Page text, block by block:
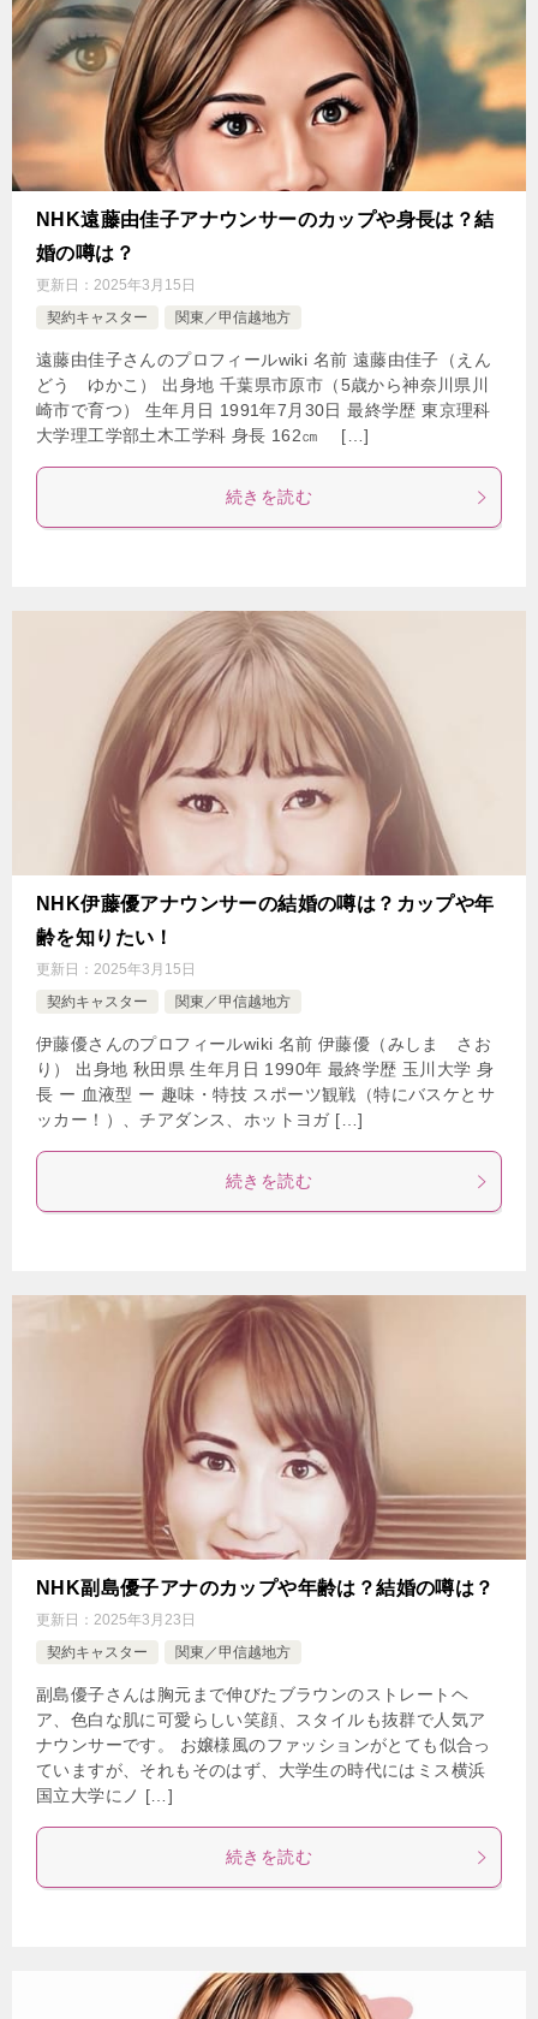
NHK遠藤由佳子アナウンサーのカップや身長は？結
婚の噂は？
更新日： 2025年3月15日
契約キャスター
関東／甲信越地方
遠藤由佳子さんのプロフィールwiki 名前 遠藤由佳子（えん
どう ゆかこ） 出身地 千葉県市原市（5歳から神奈川県川
崎市で育つ） 生年月日 1991年7月30日 最終学歴 東京理科
大学理工学部土木工学科 身長 162㎝ […]
続きを読む
NHK伊藤優アナウンサーの結婚の噂は？カップや年
齢を知りたい！
更新日： 2025年3月15日
契約キャスター
関東／甲信越地方
伊藤優さんのプロフィールwiki 名前 伊藤優（みしま さお
り） 出身地 秋田県 生年月日 1990年 最終学歴 玉川大学 身
長 ー 血液型 ー 趣味・特技 スポーツ観戦（特にバスケとサ
ッカー！）、チアダンス、ホットヨガ […]
続きを読む
NHK副島優子アナのカップや年齢は？結婚の噂は？
更新日： 2025年3月23日
契約キャスター
関東／甲信越地方
副島優子さんは胸元まで伸びたブラウンのストレートヘ
ア、色白な肌に可愛らしい笑顔、スタイルも抜群で人気ア
ナウンサーです。 お嬢様風のファッションがとても似合っ
ていますが、それもそのはず、大学生の時代にはミス横浜
国立大学にノ […]
続きを読む